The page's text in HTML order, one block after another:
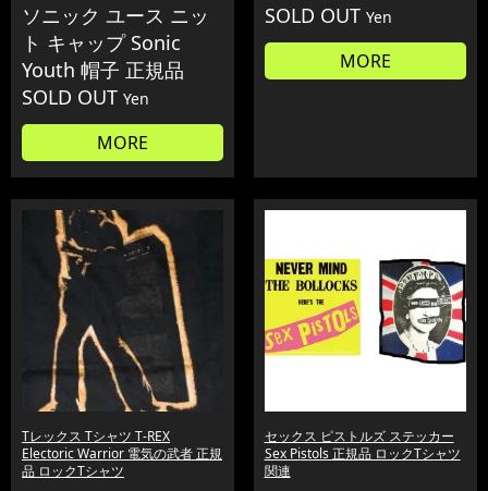
ソニック ユース ニッ
ト キャップ Sonic
Youth 帽子 正規品
SOLD OUT Yen
MORE
SOLD OUT Yen
MORE
Tレックス Tシャツ T-REX
Electoric Warrior 電気の武者 正規
品 ロックTシャツ
セックス ピストルズ ステッカー
Sex Pistols 正規品 ロックTシャツ
関連